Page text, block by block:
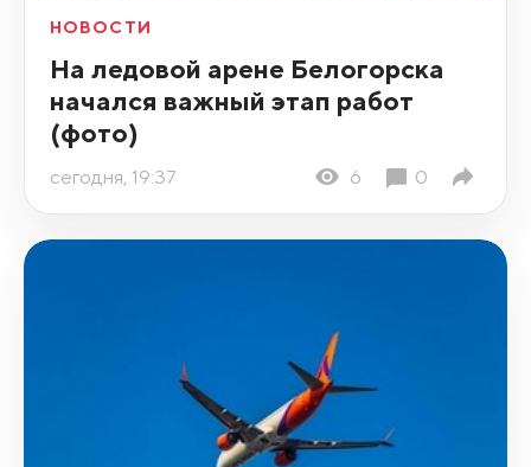
НОВОСТИ
На ледовой арене Белогорска
начался важный этап работ
(фото)
сегодня, 19:37 6 0